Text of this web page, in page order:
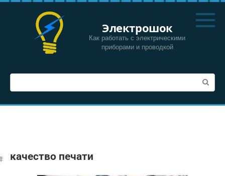
Перейти
Электрошок
Как работать с электрическими
приборами и проводкой
Поиск:
качество печати